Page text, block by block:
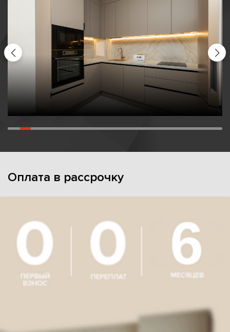
Оплата в рассрочку